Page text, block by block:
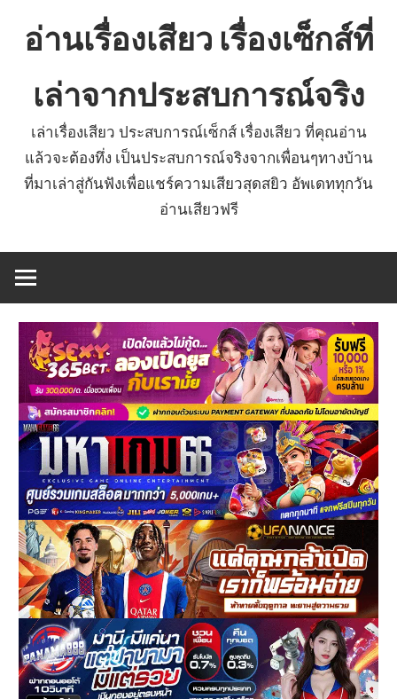
อ่านเรื่องเสียว เรื่องเซ็กส์ที่
เล่าจากประสบการณ์จริง
เล่าเรื่องเสียว ประสบการณ์เซ็กส์ เรื่องเสียว ที่คุณอ่าน
แล้วจะต้องทึ่ง เป็นประสบการณ์จริงจากเพื่อนๆทางบ้าน
ที่มาเล่าสู่กันฟังเพื่อแชร์ความเสียวสุดสยิว อัพเดททุกวัน
อ่านเสียวฟรี